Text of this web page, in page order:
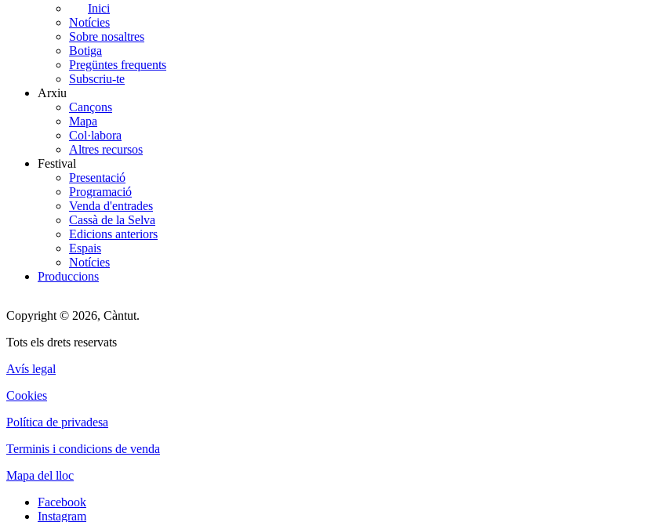
Inici
Notícies
Sobre nosaltres
Botiga
Pregüntes frequents
Subscriu-te
Arxiu
Cançons
Mapa
Col·labora
Altres recursos
Festival
Presentació
Programació
Venda d'entrades
Cassà de la Selva
Edicions anteriors
Espais
Notícies
Produccions
Copyright © 2026, Càntut.
Tots els drets reservats
Avís legal
Cookies
Política de privadesa
Terminis i condicions de venda
Mapa del lloc
Facebook
Instagram